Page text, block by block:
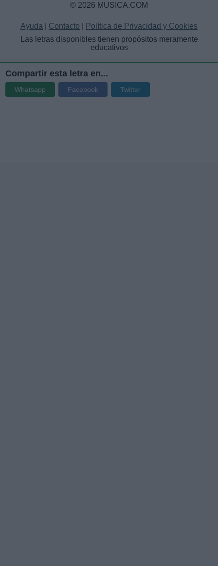
© 2026 MUSICA.COM
Ayuda Contacto
Política de Privacidad y Cookies
Las letras disponibles tienen propósitos meramente
educativos
Compartir esta letra en...
Whatsapp Facebook Twitter